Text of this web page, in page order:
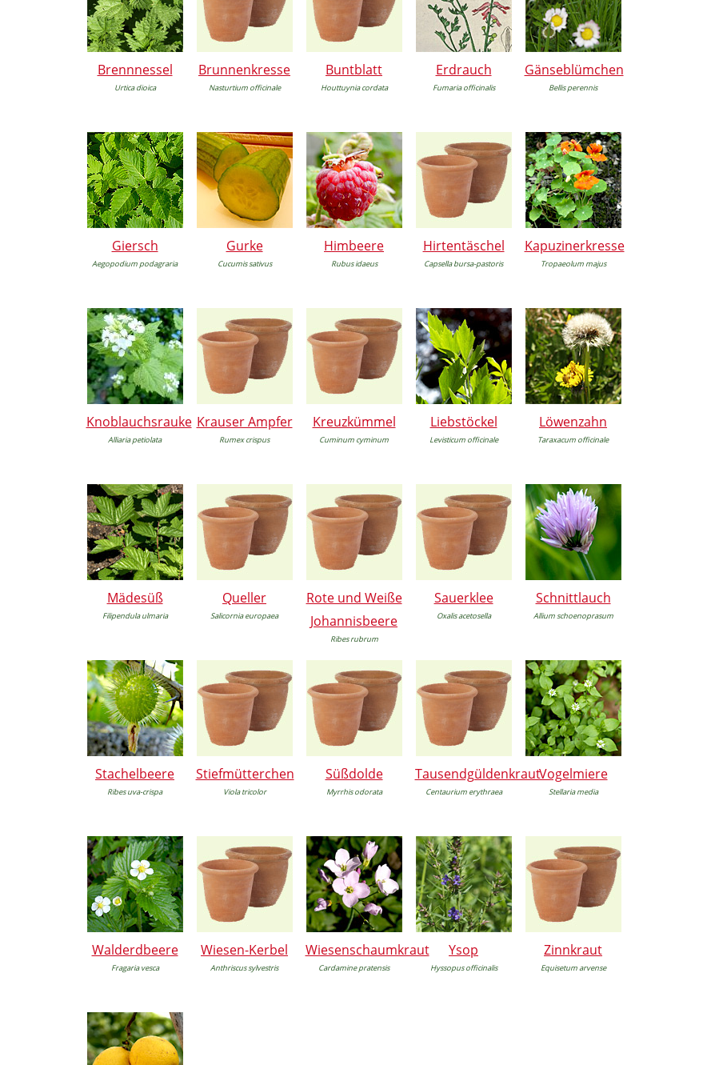
Brennnessel
Urtica dioica
Brunnenkresse
Nasturtium officinale
Buntblatt
Houttuynia cordata
Erdrauch
Fumaria officinalis
Gänseblümchen
Bellis perennis
Giersch
Aegopodium podagraria
Gurke
Cucumis sativus
Himbeere
Rubus idaeus
Hirtentäschel
Capsella bursa-pastoris
Kapuzinerkresse
Tropaeolum majus
Knoblauchsrauke
Alliaria petiolata
Krauser Ampfer
Rumex crispus
Kreuzkümmel
Cuminum cyminum
Liebstöckel
Levisticum officinale
Löwenzahn
Taraxacum officinale
Mädesüß
Filipendula ulmaria
Queller
Salicornia europaea
Rote und Weiße
Johannisbeere
Ribes rubrum
Sauerklee
Oxalis acetosella
Schnittlauch
Allium schoenoprasum
Stachelbeere
Ribes uva-crispa
Stiefmütterchen
Viola tricolor
Süßdolde
Myrrhis odorata
Tausendgüldenkraut
Centaurium erythraea
Vogelmiere
Stellaria media
Walderdbeere
Fragaria vesca
Wiesen-Kerbel
Anthriscus sylvestris
Wiesenschaumkraut
Cardamine pratensis
Ysop
Hyssopus officinalis
Zinnkraut
Equisetum arvense